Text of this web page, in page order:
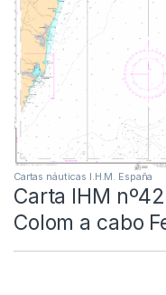
Cartas náuticas I.H.M. España
Carta IHM
Colom a cabo